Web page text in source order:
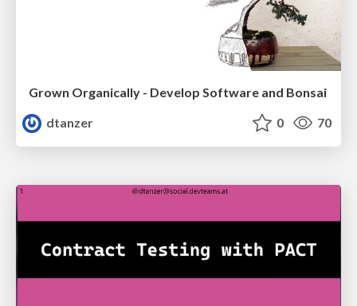
Grown Organically - Develop Software and Bonsai
dtanzer
0 70